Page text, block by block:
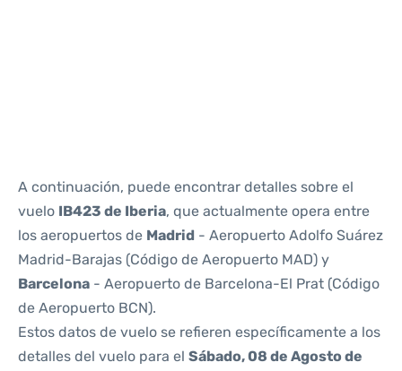
A continuación, puede encontrar detalles sobre el
vuelo IB423 de Iberia, que actualmente opera entre
los aeropuertos de Madrid - Aeropuerto Adolfo Suárez
Madrid-Barajas (Código de Aeropuerto MAD) y
Barcelona - Aeropuerto de Barcelona-El Prat (Código
de Aeropuerto BCN).
Estos datos de vuelo se refieren específicamente a los
detalles del vuelo para el Sábado, 08 de Agosto de